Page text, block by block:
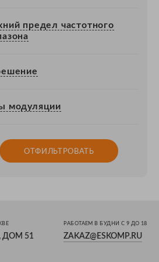
предел частотного
модуляции
ОТФИЛЬТРОВАТЬ
ДОМ 51
РАБОТАЕМ В БУДНИ С 9 ДО 18
ZAKAZ@ESKOMP.RU